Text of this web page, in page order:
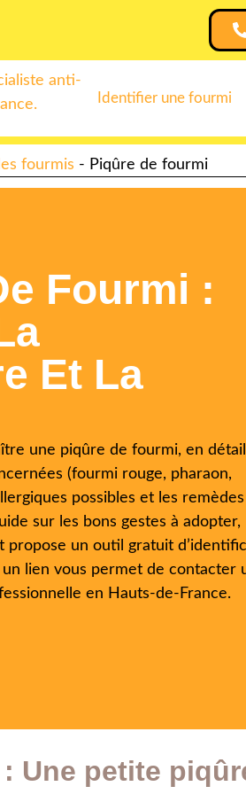
Identifier une fourmi
fourmis - Piqûre de fourmi
Fourmi :
Et La
une piqûre de fourmi, en
(fourmi rouge, pharaon,
possibles et les remèdes
sur les bons gestes à adopter,
propose un outil gratuit
un lien vous permet de contacter
en Hauts-de-France.
Une petite